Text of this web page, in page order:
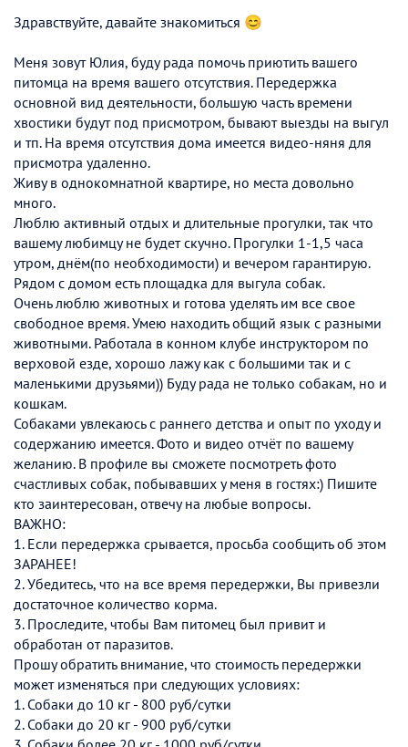
Здравствуйте, давайте знакомиться 😊
Меня зовут Юлия, буду рада помочь приютить вашего
питомца на время вашего отсутствия. Передержка
основной вид деятельности, большую часть времени
хвостики будут под присмотром, бывают выезды на выгул
и тп. На время отсутствия дома имеется видео-няня для
присмотра удаленно.
Живу в однокомнатной квартире, но места довольно
много.
Люблю активный отдых и длительные прогулки, так что
вашему любимцу не будет скучно. Прогулки 1-1,5 часа
утром, днём(по необходимости) и вечером гарантирую.
Рядом с домом есть площадка для выгула собак.
Очень люблю животных и готова уделять им все свое
свободное время. Умею находить общий язык с разными
животными. Работала в конном клубе инструктором по
верховой езде, хорошо лажу как с большими так и с
маленькими друзьями)) Буду рада не только собакам, но и
кошкам.
Собаками увлекаюсь с раннего детства и опыт по уходу и
содержанию имеется. Фото и видео отчёт по вашему
желанию. В профиле вы сможете посмотреть фото
счастливых собак, побывавших у меня в гостях:) Пишите
кто заинтересован, отвечу на любые вопросы.
ВАЖНО:
1. Если передержка срывается, просьба сообщить об этом
ЗАРАНЕЕ!
2. Убедитесь, что на все время передержки, Вы привезли
достаточное количество корма.
3. Проследите, чтобы Вам питомец был привит и
обработан от паразитов.
Прошу обратить внимание, что стоимость передержки
может изменяться при следующих условиях:
1. Собаки до 10 кг - 800 руб/сутки
2. Собаки до 20 кг - 900 руб/сутки